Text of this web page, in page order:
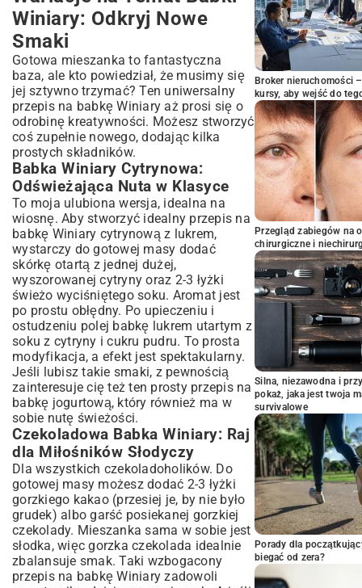
Winiary: Odkryj Nowe
Smaki
Gotowa mieszanka to fantastyczna
baza, ale kto powiedział, że musimy się
jej sztywno trzymać? Ten uniwersalny
przepis na babkę Winiary aż prosi się o
odrobinę kreatywności. Możesz stworzyć
coś zupełnie nowego, dodając kilka
prostych składników.
Babka Winiary Cytrynowa:
Odświeżająca Nuta w Klasyce
To moja ulubiona wersja, idealna na
wiosnę. Aby stworzyć idealny przepis na
babkę Winiary cytrynową z lukrem,
wystarczy do gotowej masy dodać
skórkę otartą z jednej dużej,
wyszorowanej cytryny oraz 2-3 łyżki
świeżo wyciśniętego soku. Aromat jest
po prostu obłędny. Po upieczeniu i
ostudzeniu polej babkę lukrem utartym z
soku z cytryny i cukru pudru. To prosta
modyfikacja, a efekt jest spektakularny.
Jeśli lubisz takie smaki, z pewnością
zainteresuje cię też ten prosty przepis na
babkę jogurtową, który również ma w
sobie nutę świeżości.
Czekoladowa Babka Winiary: Raj
dla Miłośników Słodyczy
Dla wszystkich czekoladoholików. Do
gotowej masy możesz dodać 2-3 łyżki
gorzkiego kakao (przesiej je, by nie było
grudek) albo garść posiekanej gorzkiej
czekolady. Mieszanka sama w sobie jest
słodka, więc gorzka czekolada idealnie
zbalansuje smak. Taki wzbogacony
przepis na babkę Winiary zadowoli
Broker nieruchomości
kursy, aby wejść do
Przegląd zabiegów na
chirurgiczne i
Silna, niezawodna i
pokaż, jaka jest twoja
survivalowe
Porady dla
biegać od zera?